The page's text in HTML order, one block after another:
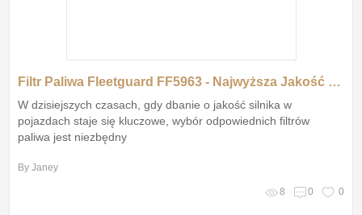
Filtr Paliwa Fleetguard FF5963 - Najwyższa Jakość i Doskonała Ochrona Silnika
W dzisiejszych czasach, gdy dbanie o jakość silnika w
pojazdach staje się kluczowe, wybór odpowiednich filtrów
paliwa jest niezbędny
By Janey
8 0 0